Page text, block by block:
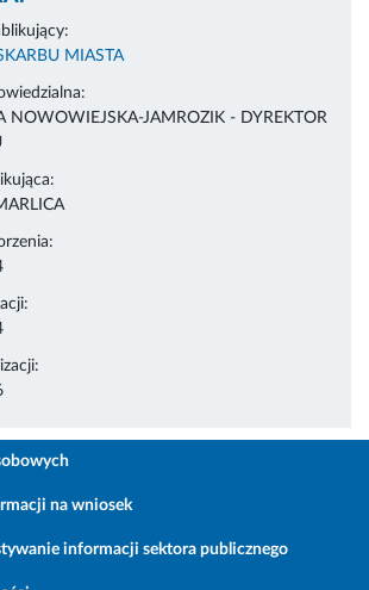
MIASTA
NOWOWIEJSKA-JAMROZIK - DYREKTOR
na wniosek
informacji sektora publicznego